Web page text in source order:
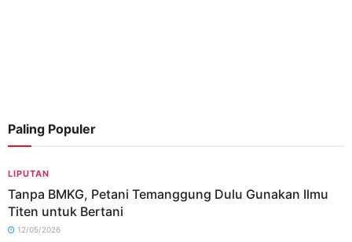
Paling Populer
LIPUTAN
Tanpa BMKG, Petani Temanggung Dulu Gunakan Ilmu
Titen untuk Bertani
12/05/2026